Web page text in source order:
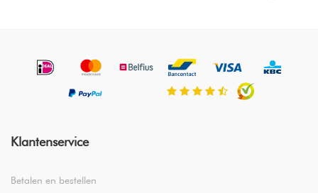
Klantenservice
Betalen en bestellen